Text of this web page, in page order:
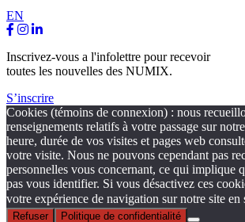
EN
Inscrivez-vous a l'infolettre pour recevoir
toutes les nouvelles des NUMIX.
S’inscrire
Cookies (témoins de connexion) : nous
renseignements relatifs à votre passage sur
heure, durée de vos visites et pages web
votre visite. Nous ne pouvons cependant pas
personnelles vous concernant, ce qui implique
pas vous identifier. Si vous désactivez ces
votre expérience de navigation sur notre site en
Refuser
Politique de confidentialité